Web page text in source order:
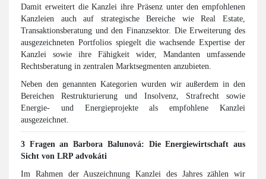
Damit erweitert die Kanzlei ihre Präsenz unter den empfohlenen
Kanzleien auch auf strategische Bereiche wie Real Estate,
Transaktionsberatung und den Finanzsektor. Die Erweiterung des
ausgezeichneten Portfolios spiegelt die wachsende Expertise der
Kanzlei sowie ihre Fähigkeit wider, Mandanten umfassende
Rechtsberatung in zentralen Marktsegmenten anzubieten.
Neben den genannten Kategorien wurden wir außerdem in den
Bereichen Restrukturierung und Insolvenz, Strafrecht sowie
Energie- und Energieprojekte als empfohlene Kanzlei
ausgezeichnet.
3 Fragen an Barbora Balunová: Die Energiewirtschaft aus
Sicht von LRP advokáti
Im Rahmen der Auszeichnung Kanzlei des Jahres zählen wir